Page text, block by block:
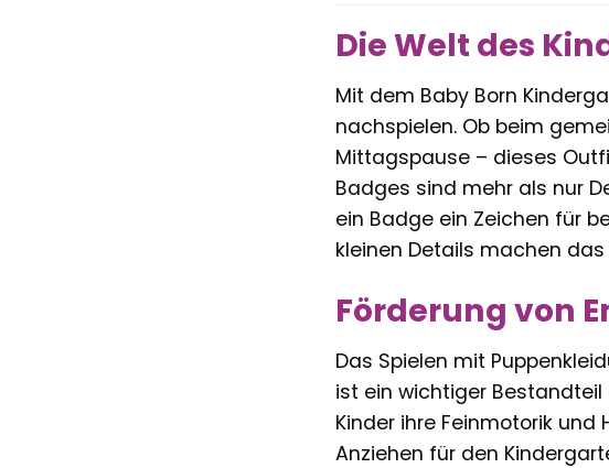
Die Welt des
Mit dem Baby Born
nachspielen. Ob beim
Mittagspause – dieses
Badges sind mehr als nur
ein Badge ein Zeichen für
kleinen Details machen
Förderung von
Das Spielen mit
ist ein wichtiger Bestandteil
Kinder ihre Feinmotorik
Anziehen für den